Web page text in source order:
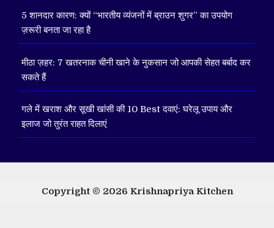
5 शानदार कारण: क्यों “भारतीय व्यंजनों में ब्राउन शुगर” का उपयोग
ज़रूरी बनता जा रहा है
मीठा ज़हर: 7 खतरनाक चीनी खाने के नुकसान जो आपकी सेहत बर्बाद कर
सकते हैं
गले में खराश और सूखी खांसी की 10 Best दवाएं: घरेलू उपाय और
इलाज जो तुरंत राहत दिलाएं
Copyright © 2026 Krishnapriya Kitchen